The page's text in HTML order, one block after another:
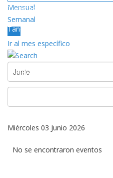
Turbinas
Tanques de Gas
SERVICIO
Red de Centros de Servicios
Mensual
Semanal
Hoy
Ir al mes específico
Miércoles 03 Junio 2026
No se encontraron eventos